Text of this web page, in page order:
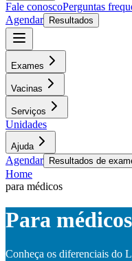
Fale conoscoPerguntas
Agendar
Resultados
Exames
Vacinas
Serviços
Unidades
Ajuda
Agendar Resultados de
Home
para médicos
Para médicos
Conheça os diferenciais do